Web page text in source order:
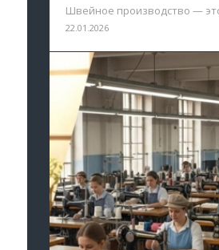
Швейное производство —
22.01.2026